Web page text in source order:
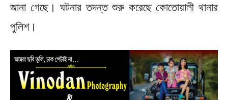
জানা গেছে। ঘটনার তদন্ত শুরু করেছে কোতোয়ালী থানার
পুলিশ।